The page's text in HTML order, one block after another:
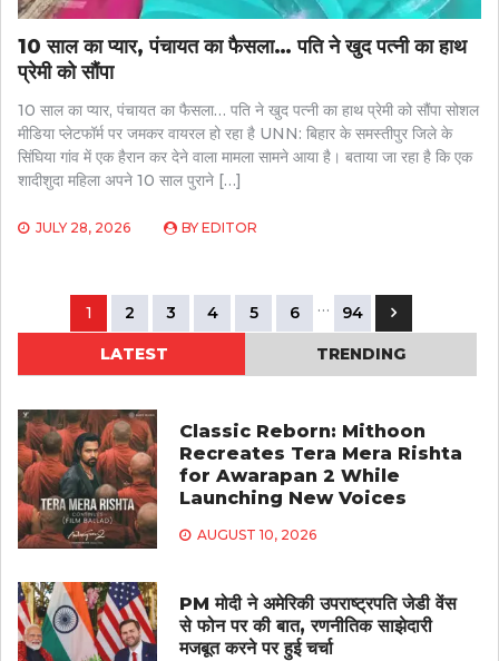
10 साल का प्यार, पंचायत का फैसला… पति ने खुद पत्नी का हाथ
प्रेमी को सौंपा
10 साल का प्यार, पंचायत का फैसला… पति ने खुद पत्नी का हाथ प्रेमी को सौंपा सोशल
मीडिया प्लेटफॉर्म पर जमकर वायरल हो रहा है UNN: बिहार के समस्तीपुर जिले के
सिंघिया गांव में एक हैरान कर देने वाला मामला सामने आया है। बताया जा रहा है कि एक
शादीशुदा महिला अपने 10 साल पुराने […]
JULY 28, 2026 BY EDITOR
pagination
1 2 3 4 5 6 … 94
LATEST TRENDING
Classic Reborn: Mithoon
Recreates Tera Mera Rishta
for Awarapan 2 While
Launching New Voices
AUGUST 10, 2026
PM मोदी ने अमेरिकी उपराष्ट्रपति जेडी वेंस
से फोन पर की बात, रणनीतिक साझेदारी
मजबूत करने पर हुई चर्चा